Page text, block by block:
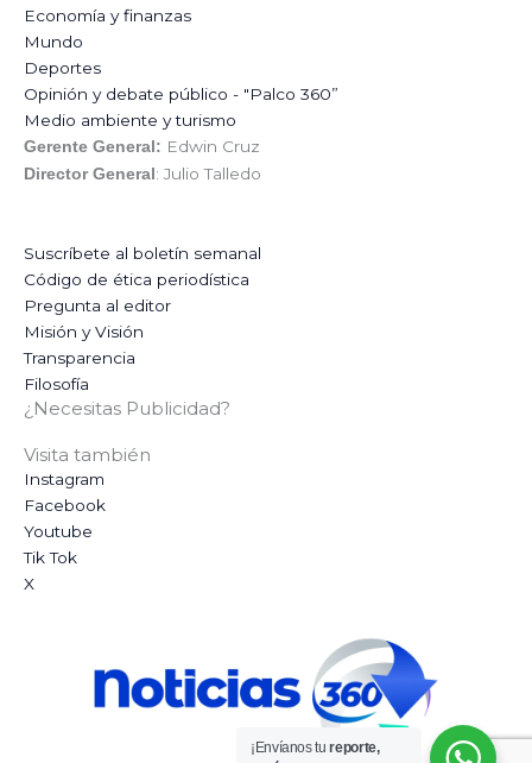
Economía y finanzas
Mundo
Deportes
Opinión y debate público - "Palco 360”
Medio ambiente y turismo
Gerente General: Edwin Cruz
Director General: Julio Talledo
Suscríbete al boletín semanal
Código de ética periodística
Pregunta al editor
Misión y Visión
Transparencia
Filosofía
¿Necesitas Publicidad?
Visita también
Instagram
Facebook
Youtube
Tik Tok
X
¡Envíanos tureporte,